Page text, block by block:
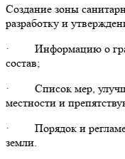
Создание зоны
разработку и
· Информацию о
состав;
· Список мер,
местности и
· Порядок и
земли.